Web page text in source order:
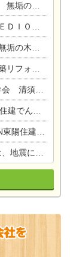
学会開催☆
決算まつり
成見学会
まつりです。
杷島町弁天
ベント！！
家の修理まつり
。ぜひお越しください。